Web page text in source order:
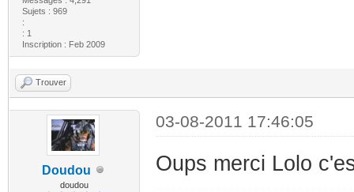
Sujets : 969
:
: 1
Inscription : Feb 2009
Trouver
Doudou
doudou
03-08-2011 17:46:05
Oups merci Lolo